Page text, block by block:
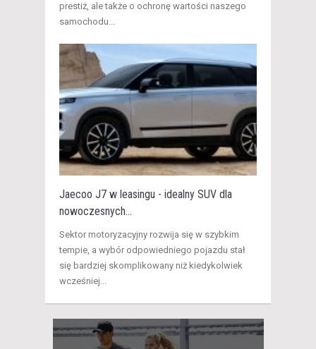
prestiż, ale także o ochronę wartości naszego
samochodu...
Jaecoo J7 w leasingu - idealny SUV dla
nowoczesnych...
Sektor motoryzacyjny rozwija się w szybkim
tempie, a wybór odpowiedniego pojazdu stał
się bardziej skomplikowany niż kiedykolwiek
wcześniej...